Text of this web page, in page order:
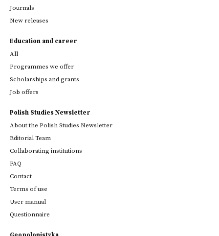
Journals
New releases
Education and career
All
Programmes we offer
Scholarships and grants
Job offers
Polish Studies Newsletter
About the Polish Studies Newsletter
Editorial Team
Collaborating institutions
FAQ
Contact
Terms of use
User manual
Questionnaire